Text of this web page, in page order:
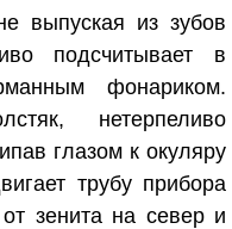
выпуская из зубов
подсчитывает в
фонариком.
нетерпеливо
глазом к окуляру
трубу прибора
зенита на север и